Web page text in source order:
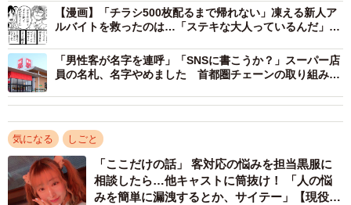
4/9
反対理由（提供画像）
【漫画】「チラシ500枚配るまで帰れない」凍える新人ア
ルバイトを救ったのは…「ステキな大人っているんだ」優
「男性客が名字を連呼」「SNSに書こうか？」スーパー店
員の名札、名字やめました 首都圏チェーンの取り組みに
気になる しごと
「ここだけの話」 客対応の悩みを担当黒服に
相談したら…他キャストに筒抜け！ 「人の悩
みを簡単に漏洩するとか、サイテー」【現役キ